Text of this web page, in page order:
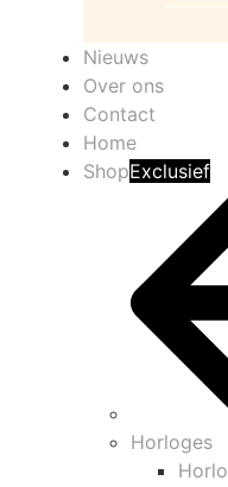
Nieuws
Over ons
Contact
Home
ShopExclusief
Horloges